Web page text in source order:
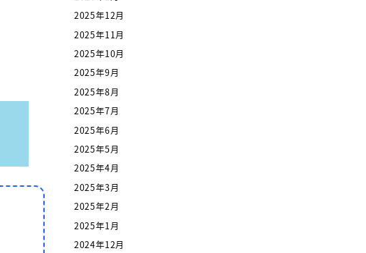
2025年12月
2025年11月
2025年10月
2025年9月
2025年8月
2025年7月
2025年6月
2025年5月
2025年4月
2025年3月
2025年2月
2025年1月
2024年12月